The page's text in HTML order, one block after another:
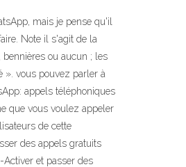
mais je pense qu'il
Note il s'agit de la
ou aucun ; les
». vous pouvez parler à
appels téléphoniques
que vous voulez appeler
de cette
des appels gratuits
et passer des